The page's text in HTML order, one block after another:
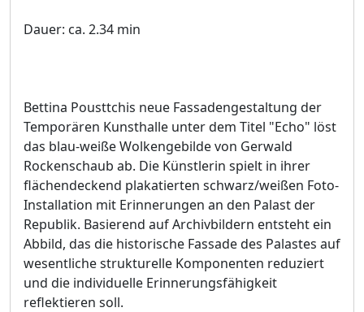
Dauer: ca. 2.34 min
Bettina Pousttchis neue Fassadengestaltung der
Temporären Kunsthalle unter dem Titel "Echo" löst
das blau-weiße Wolkengebilde von Gerwald
Rockenschaub ab. Die Künstlerin spielt in ihrer
flächendeckend plakatierten schwarz/weißen Foto-
Installation mit Erinnerungen an den Palast der
Republik. Basierend auf Archivbildern entsteht ein
Abbild, das die historische Fassade des Palastes auf
wesentliche strukturelle Komponenten reduziert
und die individuelle Erinnerungsfähigkeit
reflektieren soll.